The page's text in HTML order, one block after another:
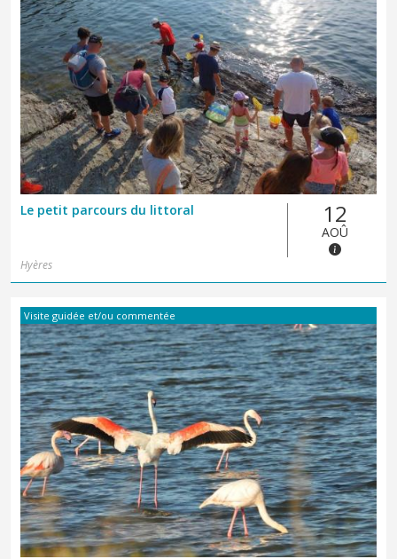
Le petit parcours du littoral 12
AOÛ
Hyères
Visite guidée et/ou commentée